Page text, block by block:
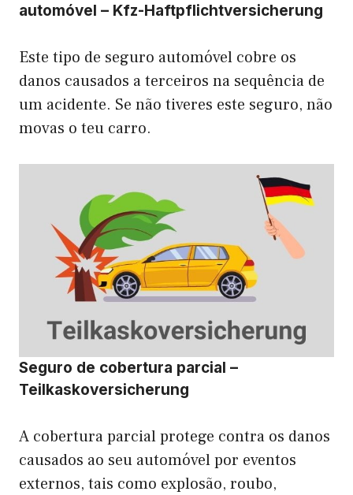
automóvel – Kfz-Haftpflichtversicherung
Este tipo de seguro automóvel cobre os
danos causados a terceiros na sequência de
um acidente. Se não tiveres este seguro, não
movas o teu carro.
Seguro de cobertura parcial –
Teilkaskoversicherung
A cobertura parcial protege contra os danos
causados ao seu automóvel por eventos
externos, tais como explosão, roubo,